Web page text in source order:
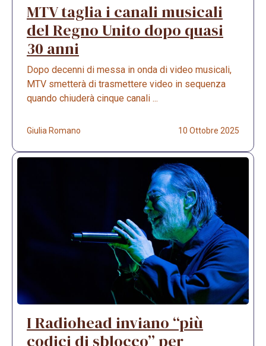
MTV taglia i canali musicali
del Regno Unito dopo quasi
30 anni
Dopo decenni di messa in onda di video musicali,
MTV smetterà di trasmettere video in sequenza
quando chiuderà cinque canali ...
Giulia Romano 10 Ottobre 2025
I Radiohead inviano “più
codici di sblocco” per